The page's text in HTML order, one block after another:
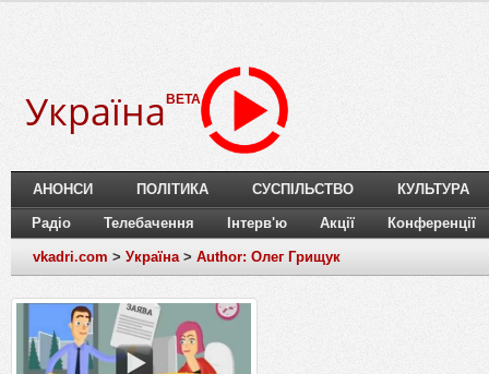
Україна BETA
АНОНСИ ПОЛІТИКА СУСПІЛЬСТВО КУЛЬТУРА
Радіо Телебачення Інтерв'ю Акції Конференції
vkadri.com > Україна> Author: Олег Грищук